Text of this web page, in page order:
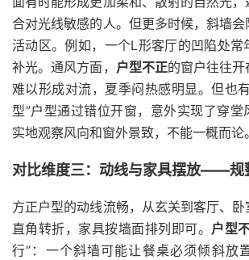
合对光线敏感的人。但更多时候，斜墙
活动区。例如，一个L形客厅的凹陷处常
补光。通风方面， 户型不正的窗户往往开
难以形成对流，夏季闷热感明显。但也
型”户型通过错位开窗，意外实现了穿
实地观察风向和窗外景致，不能一概而论。
对比维度三：动线与家具摆放——规
方正户型的动线流畅，从玄关到客厅、
直角转折，家具按墙面排列即可。 户型
行”：一个斜墙可能让餐桌必须倾斜放